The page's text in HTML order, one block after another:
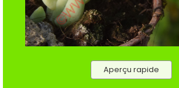
Aperçu rapide